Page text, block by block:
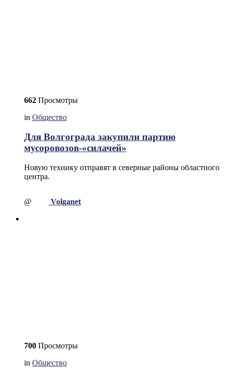
662 Просмотры
in Общество
Для Волгограда закупили партию
мусоровозов-«силачей»
Новую технику отправят в северные районы областного
центра.
@ Volganet
700 Просмотры
in Общество